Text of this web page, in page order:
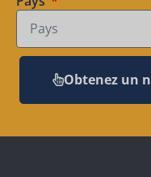
Obtenez un